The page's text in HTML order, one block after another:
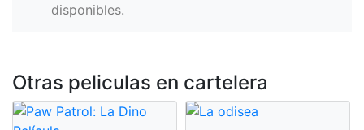
disponibles.
Otras peliculas en cartelera